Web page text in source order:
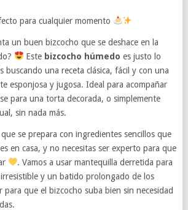
para cualquier momento
un buen bizcocho que se deshace en la
Este bizcocho húmedo es justo lo
buscando una receta clásica, fácil y con una
esponjosa y jugosa. Ideal para acompañar
para una torta decorada, o simplemente
sin nada más.
se prepara con ingredientes sencillos que
en casa, y no necesitas ser experto para que
. Vamos a usar mantequilla derretida para
y un batido prolongado de los
para que el bizcocho suba bien sin necesidad